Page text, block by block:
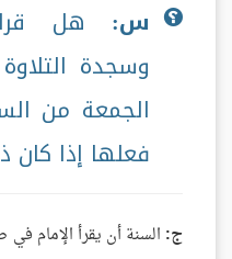
س: هل
وسجدة
الجمعة من
فعلها إذا
ج: السنة أن يقرأ الإمام